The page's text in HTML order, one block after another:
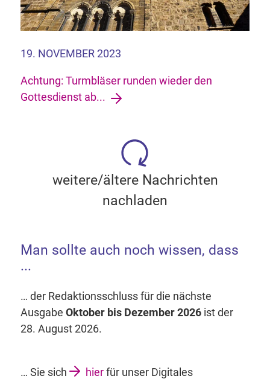
19. NOVEMBER 2023
Achtung: Turmbläser runden wieder den
Gottesdienst ab...
weitere/ältere Nachrichten
nachladen
Man sollte auch noch wissen, dass
...
… der Redaktionsschluss für die nächste
Ausgabe Oktober bis Dezember 2026 ist der
28. August 2026.
… Sie sich hierfür unser Digitales